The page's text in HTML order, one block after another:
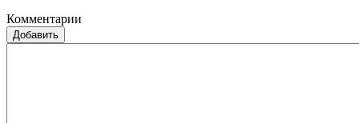
Комментарии
Добавить